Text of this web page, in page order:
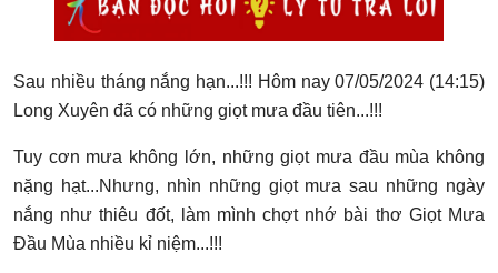
Sau nhiều tháng nắng hạn...!!! Hôm nay 07/05/2024 (14:15)
Long Xuyên đã có những giọt mưa đầu tiên...!!!
Tuy cơn mưa không lớn, những giọt mưa đầu mùa không
nặng hạt...Nhưng, nhìn những giọt mưa sau những ngày
nắng như thiêu đốt, làm mình chợt nhớ bài thơ Giọt Mưa
Đầu Mùa nhiều kỉ niệm...!!!